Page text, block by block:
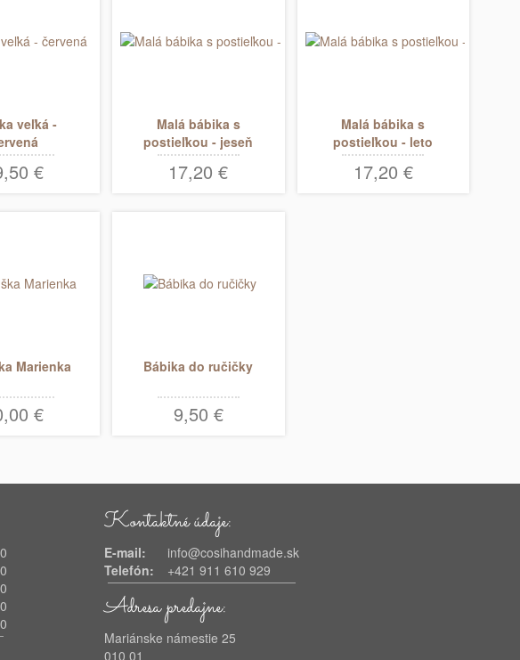
veľká -
€
Malá bábika s
postieľkou - jeseň
17,20 €
Malá bábika s
postieľkou - leto
17,20 €
Marienka
€
Bábika do ručičky
9,50 €
Kontaktné údaje:
E-mail: info@cosihandmade.sk
Telefón:
+421 911 610 929
Adresa predajne:
Mariánske námestie 25
010 01